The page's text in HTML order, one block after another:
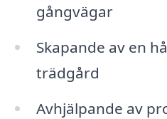
gångvägar
Skapande av en
trädgård
Avhjälpande av